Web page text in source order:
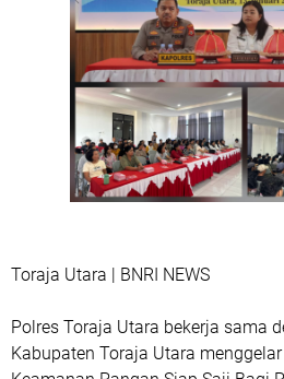
Toraja Utara | BNRI NEWS
Polres Toraja Utara bekerja sama
Kabupaten Toraja Utara